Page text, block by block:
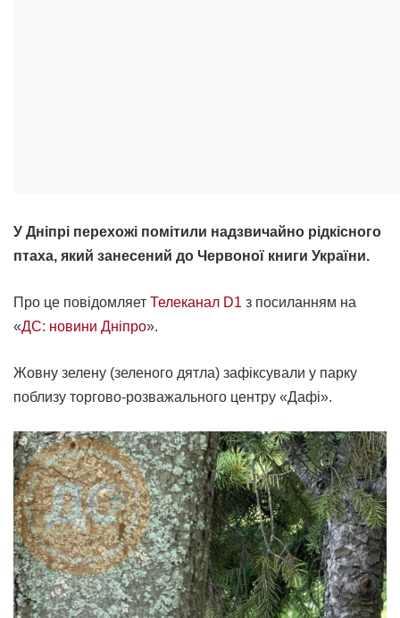
У Дніпрі перехожі помітили надзвичайно рідкісного
птаха, який занесений до Червоної книги України.
Про це повідомляет Телеканал D1 з посиланням на
«ДС: новини Дніпро».
Жовну зелену (зеленого дятла) зафіксували у парку
поблизу торгово-розважального центру «Дафі».